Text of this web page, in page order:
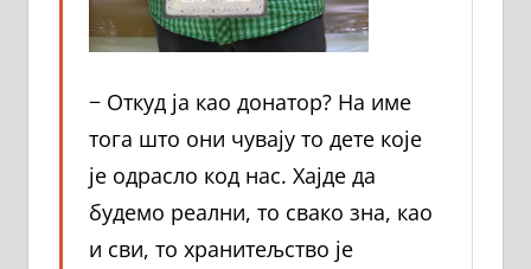
− Откуд ја као донатор? На име
тога што они чувају то дете које
је одрасло код нас. Хајде да
будемо реални, то свако зна, као
и сви, то хранитељство је